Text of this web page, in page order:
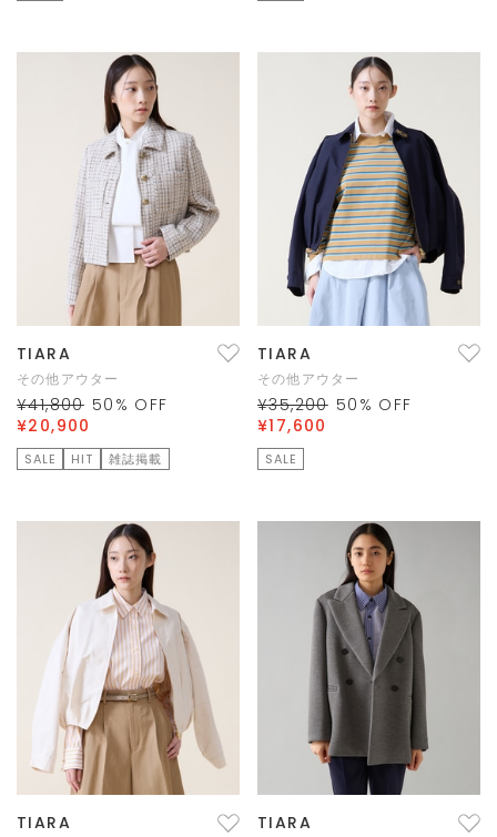
TIARA
その他アウター
¥41,800 50 % OFF
¥20,900
SALE HIT 雑誌掲載
TIARA
その他アウター
¥35,200 50 % OFF
¥17,600
SALE
TIARA TIARA